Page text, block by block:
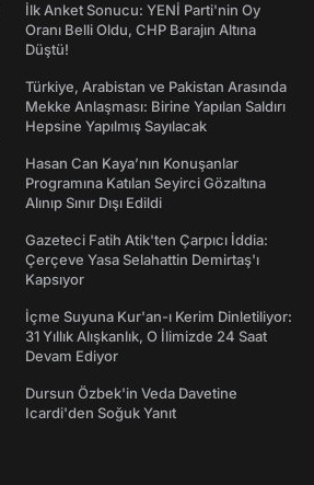
İlk Anket Sonucu: YENİ Parti'nin Oy
Oranı Belli Oldu, CHP Barajın Altına
Düştü!
Türkiye, Arabistan ve Pakistan Arasında
Mekke Anlaşması: Birine Yapılan Saldırı
Hepsine Yapılmış Sayılacak
Hasan Can Kaya’nın Konuşanlar
Programına Katılan Seyirci Gözaltına
Alınıp Sınır Dışı Edildi
Gazeteci Fatih Atik'ten Çarpıcı İddia:
Çerçeve Yasa Selahattin Demirtaş'ı
Kapsıyor
İçme Suyuna Kur'an-ı Kerim Dinletiliyor:
31 Yıllık Alışkanlık, O İlimizde 24 Saat
Devam Ediyor
Dursun Özbek'in Veda Davetine
Icardi'den Soğuk Yanıt